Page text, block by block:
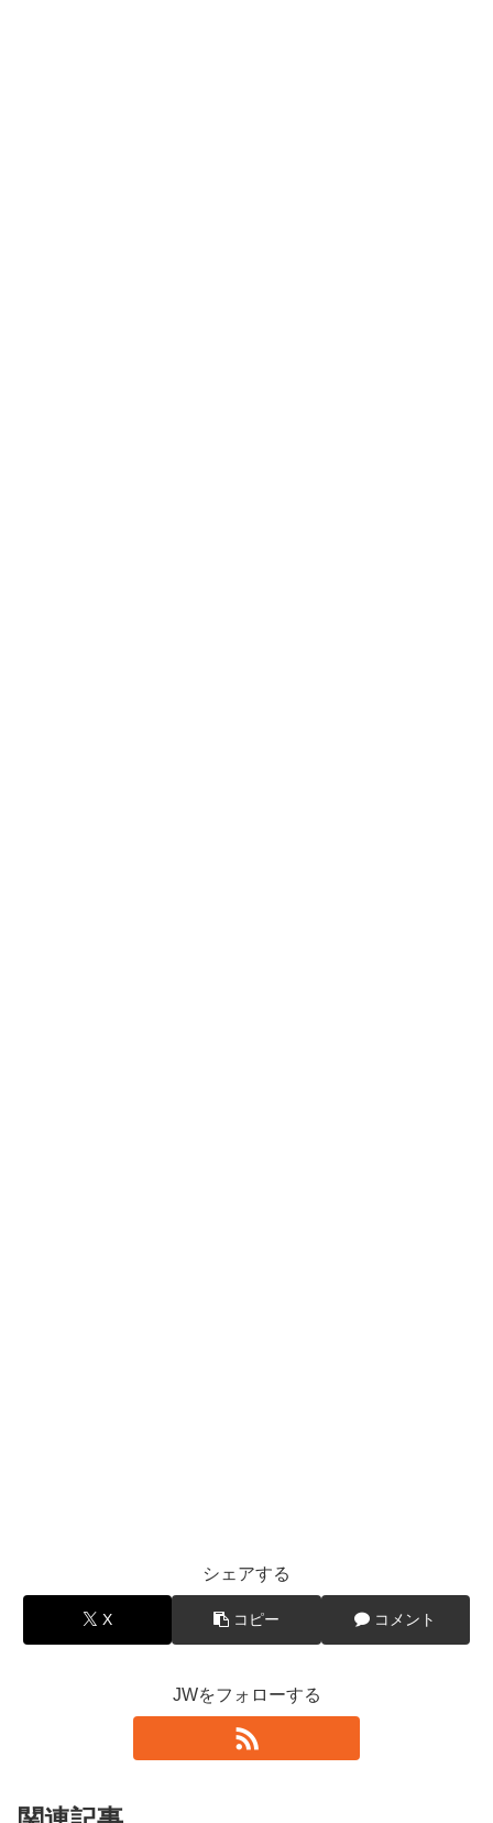
シェアする
X コピー コメント
JWをフォローする